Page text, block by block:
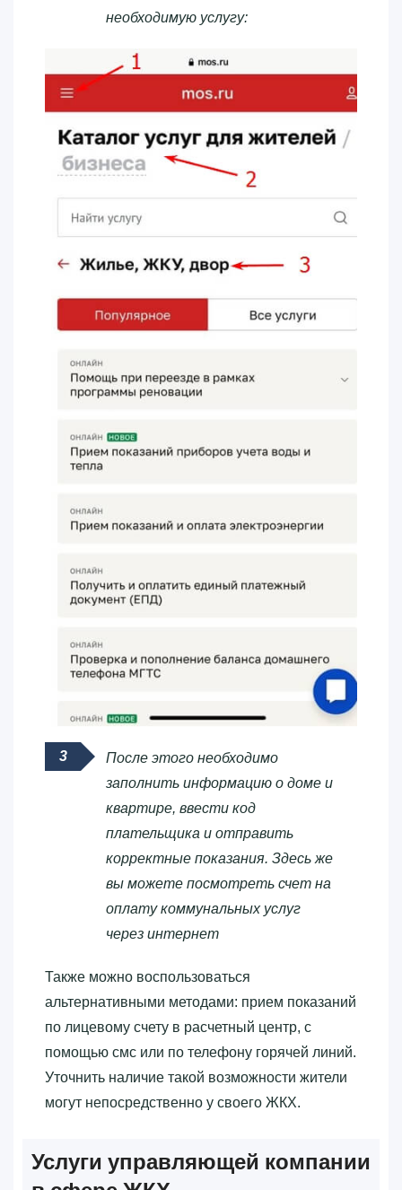
необходимую услугу:
После этого необходимо
заполнить информацию о доме и
квартире, ввести код
плательщика и отправить
корректные показания. Здесь же
вы можете посмотреть счет на
оплату коммунальных услуг
через интернет
Также можно воспользоваться
альтернативными методами: прием показаний
по лицевому счету в расчетный центр, с
помощью смс или по телефону горячей линий.
Уточнить наличие такой возможности жители
могут непосредственно у своего ЖКХ.
Услуги управляющей компании